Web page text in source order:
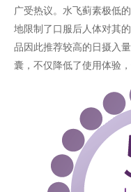
广受热议。水飞蓟素极低
地限制了口服后人体对其
品因此推荐较高的日摄入
囊，不仅降低了使用体验